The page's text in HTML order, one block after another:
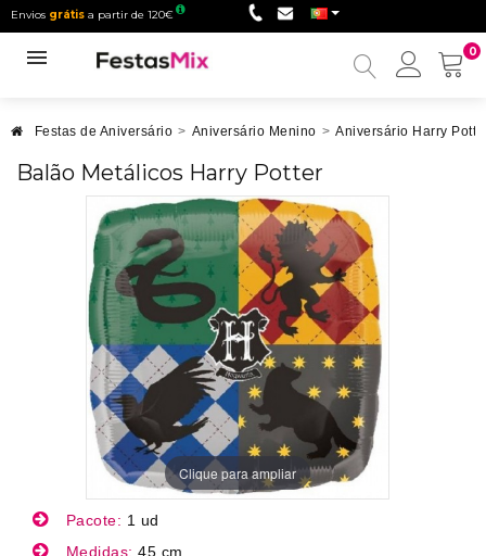
Envios grátis a partir de 120€
0
Minha
Festas de Aniversário > Aniversário Menino > Aniversário Harry
Balão Metálicos Harry Potter
Clique para ampliar
Pacote: 1 ud
Medidas: 45 cm